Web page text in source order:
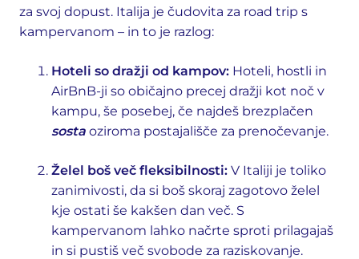
za svoj dopust. Italija je čudovita za road trip s
kampervanom – in to je razlog:
Hoteli so dražji od kampov: Hoteli, hostli in
AirBnB-ji so običajno precej dražji kot noč v
kampu, še posebej, če najdeš brezplačen
sosta oziroma postajališče za prenočevanje.
Želel boš več fleksibilnosti: V Italiji je toliko
zanimivosti, da si boš skoraj zagotovo želel
kje ostati še kakšen dan več. S
kampervanom lahko načrte sproti prilagajaš
in si pustiš več svobode za raziskovanje.